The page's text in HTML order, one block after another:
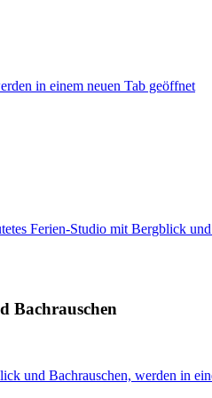
in einem neuen Tab geöffnet
Ferien-Studio mit Bergblick und
Bachrauschen
und Bachrauschen, werden in